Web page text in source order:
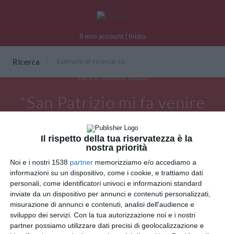
Il rispetto della tua riservatezza è la
nostra priorità
Noi e i nostri 1538 partner memorizziamo e/o accediamo a
informazioni su un dispositivo, come i cookie, e trattiamo dati
personali, come identificatori univoci e informazioni standard
inviate da un dispositivo per annunci e contenuti personalizzati,
misurazione di annunci e contenuti, analisi dell'audience e
sviluppo dei servizi. Con la tua autorizzazione noi e i nostri
partner possiamo utilizzare dati precisi di geolocalizzazione e
Il mio account | Inizio
Ricerca
Tutte le cartoline virtuali
"San Patrizio mi fa venire
un'enorme... sete!"